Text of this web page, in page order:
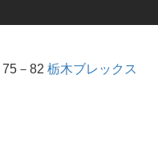
75－82 栃木ブレックス